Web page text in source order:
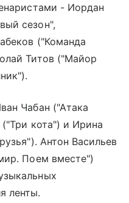
- Иордан
сезон",
("Команда
Титов ("Майор
Чабан ("Атака
кота") и Ирина
Антон Васильев
Поем вместе")
ленты.